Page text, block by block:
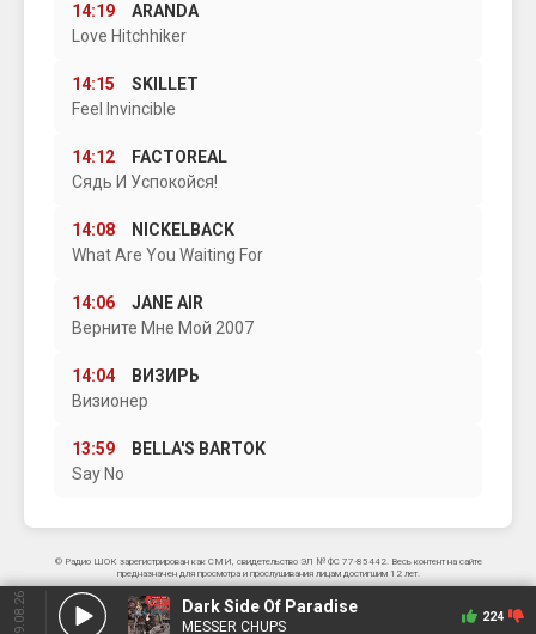
14:19
ARANDA
Love Hitchhiker
14:15
SKILLET
Feel Invincible
14:12
FACTOREAL
Сядь И Успокойся!
14:08
NICKELBACK
What Are You Waiting For
14:06
JANE AIR
Верните Мне Мой 2007
14:04
ВИЗИРЬ
Визионер
13:59
BELLA'S BARTOK
Say No
© Радио ШОК зарегистрирован как СМИ, свидетельство ЭЛ № ФС 77-85442. Весь контент на сайте
предназначен для просмотра и прослушивания лицам достигшим 12 лет.
09.08.26 Dark Side Of Paradise
MESSER CHUPS
224